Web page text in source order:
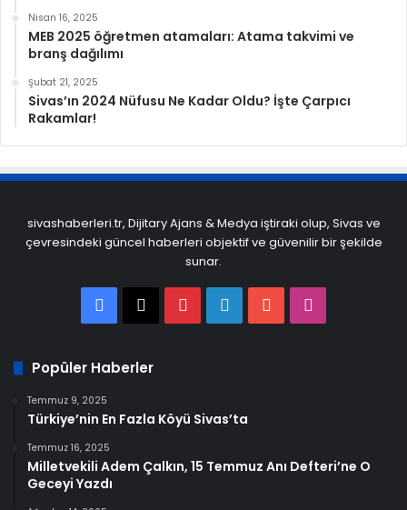
Nisan 16, 2025
MEB 2025 öğretmen atamaları: Atama takvimi ve
branş dağılımı
Şubat 21, 2025
Sivas’ın 2024 Nüfusu Ne Kadar Oldu? İşte Çarpıcı
Rakamlar!
sivashaberleri.tr, Dijitary Ajans & Medya iştiraki olup, Sivas ve
çevresindeki güncel haberleri objektif ve güvenilir bir şekilde
sunar.
Facebook
X PinterestLinkedInYouTube
Popüler Haberler
Temmuz 9, 2025
Türkiye’nin En Fazla Köyü Sivas’ta
Temmuz 16, 2025
Milletvekili Adem Çalkın, 15 Temmuz Anı Defteri’ne O
Geceyi Yazdı